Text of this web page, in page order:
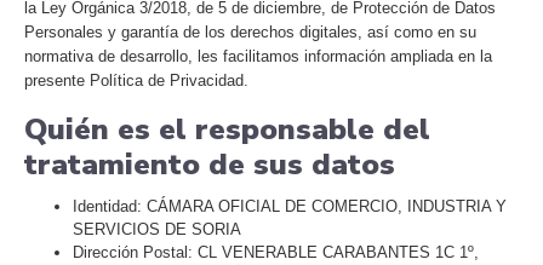
la Ley Orgánica 3/2018, de 5 de diciembre, de Protección de Datos
Personales y garantía de los derechos digitales, así como en su
normativa de desarrollo, les facilitamos información ampliada en la
presente Política de Privacidad.
Quién es el responsable del
tratamiento de sus datos
Identidad: CÁMARA OFICIAL DE COMERCIO, INDUSTRIA Y
SERVICIOS DE SORIA
Dirección Postal: CL VENERABLE CARABANTES 1C 1º,